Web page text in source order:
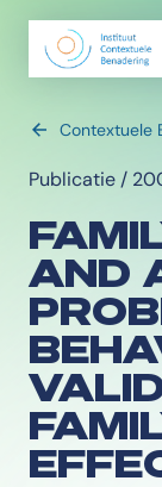
Contextuele
Publicatie /
AND